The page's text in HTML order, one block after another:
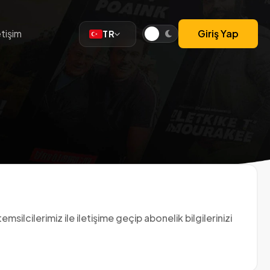
TR Giriş Yap
ile iletişime geçip abonelik bilgilerinizi